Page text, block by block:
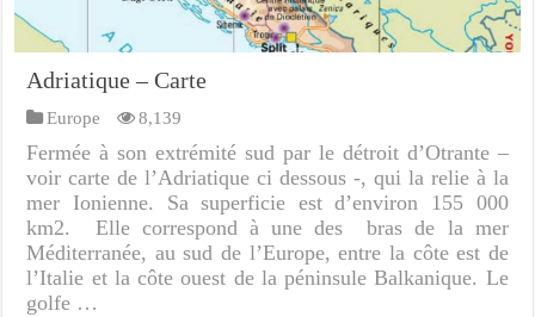
Adriatique – Carte
Europe 8,139
Fermée à son extrémité sud par le détroit d’Otrante –
voir carte de l’Adriatique ci dessous -, qui la relie à la
mer Ionienne. Sa superficie est d’environ 155 000
km2. Elle correspond à une des bras de la mer
Méditerranée, au sud de l’Europe, entre la côte est de
l’Italie et la côte ouest de la péninsule Balkanique. Le
golfe …